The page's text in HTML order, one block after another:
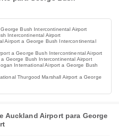
Bush Intercontinental Airport
Intercontinental Airport
Airport a George Bush Intercontinental
a George Bush Intercontinental Airport
George Bush Intercontinental Airport
International Airport a George Bush
Thurgood Marshall Airport a George
Auckland Airport para George